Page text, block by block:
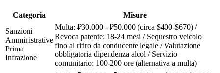
Categoria
Misure
Sanzioni
Amministrative
Prima
Infrazione
Multa: ₽30.000 - ₽50.000 (circa $400-$670) /
Revoca patente: 18-24 mesi / Sequestro veicolo
fino al ritiro da conducente legale / Valutazione
obbligatoria dipendenza alcol / Servizio
comunitario: 100-200 ore (alternativa a multa)